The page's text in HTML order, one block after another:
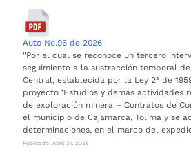
Auto No.96 de 2026
"Por el cual se reconoce un tercero
seguimiento a la sustracción temporal
Central, establecida por la Ley 2ª de
proyecto ‘Estudios y demás actividades
de exploración minera – Contratos de
el municipio de Cajamarca, Tolima y se
determinaciones, en el marco del
Publicado: Abril 27, 2026